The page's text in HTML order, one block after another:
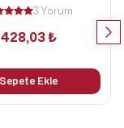
3 Yorum
428,03 ₺
Sepete Ekle